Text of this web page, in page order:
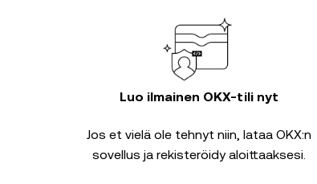
Luo ilmainen OKX-tili nyt
Jos et vielä ole tehnyt niin, lataa OKX:n
sovellus ja rekisteröidy aloittaaksesi.